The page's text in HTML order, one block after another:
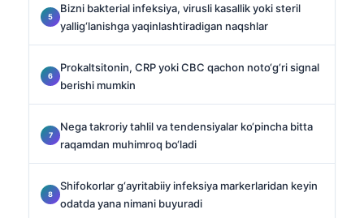
Bizni bakterial infeksiya, virusli kasallik yoki steril
yallig‘lanishga yaqinlashtiradigan naqshlar
Prokaltsitonin, CRP yoki CBC qachon noto‘g‘ri signal
berishi mumkin
Nega takroriy tahlil va tendensiyalar ko‘pincha bitta
raqamdan muhimroq bo‘ladi
Shifokorlar g‘ayritabiiy infeksiya markerlaridan keyin
odatda yana nimani buyuradi